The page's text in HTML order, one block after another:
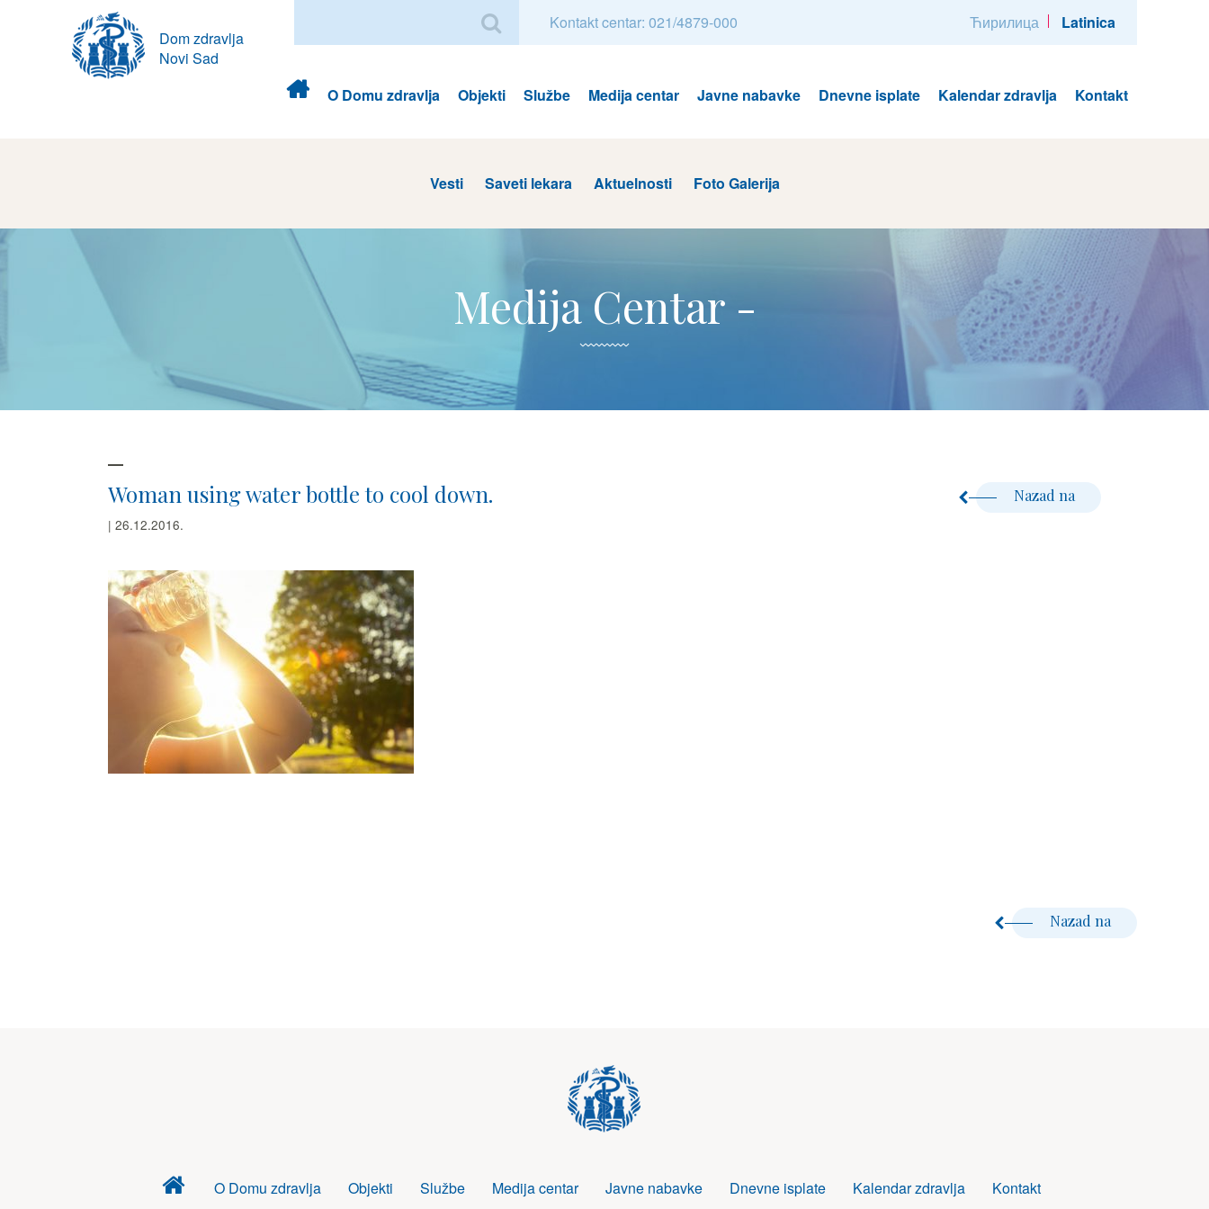
Dom zdravlja
Novi Sad
Kontakt centar: 021/4879-000 Ћирилица Latinica
Dom
zdravlja
O Domu zdravlja Objekti Službe Medija centar Javne nabavke Dnevne isplate Kalendar zdravlja Kontakt
Vesti Saveti lekara Aktuelnosti Foto Galerija
Medija Centar -
Woman using water bottle to cool down.
| 26.12.2016.
Nazad na
Nazad na
Dom O Domu zdravlja Objekti Službe Medija centar Javne nabavke Dnevne isplate Kalendar zdravlja Kontakt